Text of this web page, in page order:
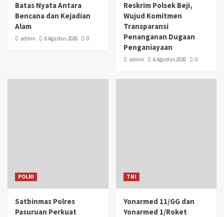
Batas Nyata Antara
Bencana dan Kejadian
Alam
admin 6 Agustus 2026 0
Reskrim Polsek Beji,
Wujud Komitmen
Transparansi
Penanganan Dugaan
Penganiayaan
admin 6 Agustus 2026 0
POLRI
Satbinmas Polres
Pasuruan Perkuat
TNI
Yonarmed 11/GG dan
Yonarmed 1/Roket